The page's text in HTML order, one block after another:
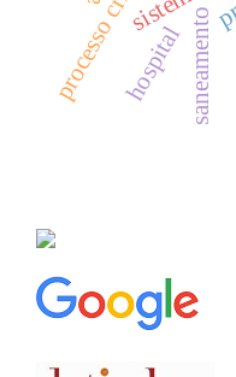
saneamento
hospital